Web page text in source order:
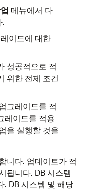
메뉴에서 다
.
이드에 대한
성공적으로 적
위한 전제 조건
그레이드를 적
레이드를 적용
을 실행할 것을
니다. 업데이트가 적
됩니다. DB 시스템
. DB 시스템 및 해당